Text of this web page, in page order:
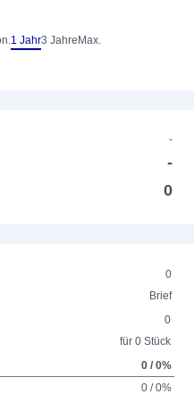
1 Jahr3 Jahre Max.
-
-
0
0
Brief
0
für 0 Stück
0 / 0%
0 / 0%